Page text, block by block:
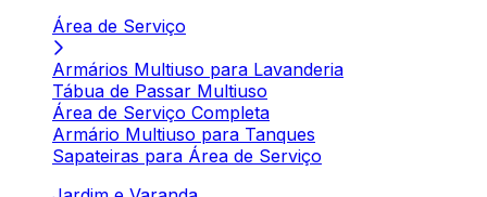
Área de Serviço
Armários Multiuso para Lavanderia
Tábua de Passar Multiuso
Área de Serviço Completa
Armário Multiuso para Tanques
Sapateiras para Área de Serviço